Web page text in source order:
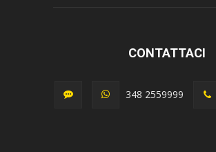
CONTATTACI
348 2559999